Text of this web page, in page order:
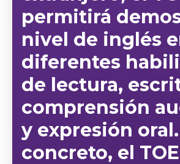
permitirá
nivel de inglés
diferentes
de lectura,
comprensión
y expresión
concreto, el